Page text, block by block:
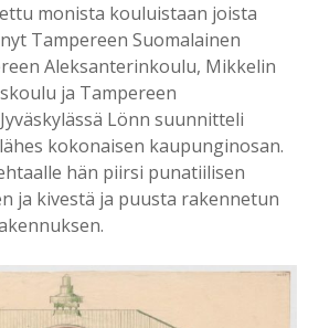
monista kouluistaan joista
Tampereen Suomalainen
Aleksanterinkoulu, Mikkelin
ja Tampereen
Lönn suunnitteli
kokonaisen kaupunginosan.
hän piirsi punatiilisen
ja kivestä ja puusta rakennetun